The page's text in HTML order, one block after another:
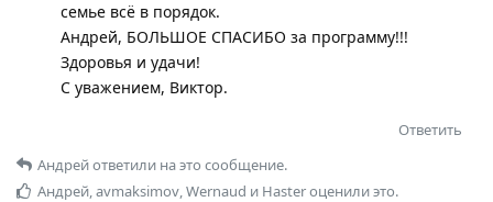
семье всё в порядок.
Андрей, БОЛЬШОЕ СПАСИБО за программу!!!
Здоровья и удачи!
С уважением, Виктор.
Ответить
Андрейответили на это сообщение.
Андрей,avmaksimov,Wernaud и Hasterоценили это.